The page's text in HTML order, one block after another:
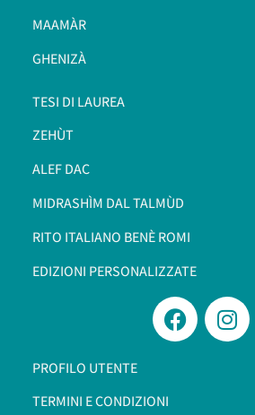
MAAMÀR
GHENIZÀ
TESI DI LAUREA
ZEHÙT
ALEF DAC
MIDRASHÌM DAL TALMÙD
RITO ITALIANO BENÈ ROMI​
EDIZIONI PERSONALIZZATE
PROFILO UTENTE
TERMINI E CONDIZIONI